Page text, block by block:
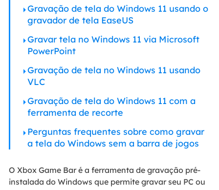
Gravação de tela do Windows 11 usando o
gravador de tela EaseUS
Gravar tela no Windows 11 via Microsoft
PowerPoint
Gravação de tela no Windows 11 usando
VLC
Gravação de tela do Windows 11 com a
ferramenta de recorte
Perguntas frequentes sobre como gravar
a tela do Windows sem a barra de jogos
O Xbox Game Bar é a ferramenta de gravação pré-
instalada do Windows que permite gravar seu PC ou